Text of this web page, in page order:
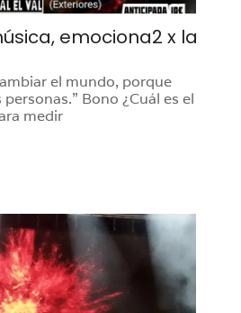
emociona2 x la
el mundo, porque
Bono ¿Cuál es el
medir